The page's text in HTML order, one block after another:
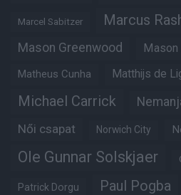
Marcel Sabitzer Marcus
Mason Greenwood
Matheus Cunha Matthijs de
Michael Carrick
Női csapat Norwich City
Ole Gunnar Solskjaer
Patrick Dorgu Paul Pogba